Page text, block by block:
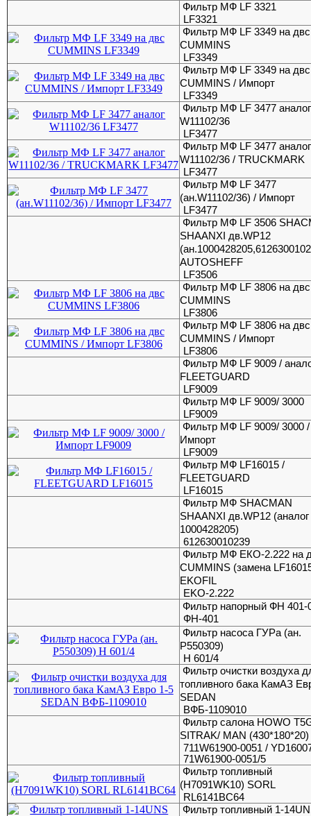
Фильтр МФ LF 3321
LF3321
Фильтр МФ LF 3349 на двc
CUMMINS
LF3349
Фильтр МФ LF 3349 на двc
CUMMINS / Импорт
LF3349
Фильтр МФ LF 3477 аналог
W11102/36
LF3477
Фильтр МФ LF 3477 аналог
W11102/36 / TRUCKMARK
LF3477
Фильтр МФ LF 3477
(ан.W11102/36) / Импорт
LF3477
Фильтр МФ LF 3506
SHAANXI дв.WP12
AUTOSHEFF
LF3506
Фильтр МФ LF 3806 на двc
CUMMINS
LF3806
Фильтр МФ LF 3806 на двc
CUMMINS / Импорт
LF3806
Фильтр МФ LF 9009 /
FLEETGUARD
LF9009
Фильтр МФ LF 9009/ 3000
LF9009
Фильтр МФ LF 9009/ 3000 /
Импорт
LF9009
Фильтр МФ LF16015 /
FLEETGUARD
LF16015
Фильтр МФ SHACMAN
SHAANXI дв.WP12 (аналог
1000428205)
612630010239
Фильтр МФ ЕКО-2.222 на
CUMMINS (замена
EKOFIL
EKO-2.222
Фильтр напорный ФН 401-
ФН-401
Фильтр насоса ГУРа (ан.
Р550309)
H 601/4
Фильтр очистки воздуха
топливного бака КамАЗ
SEDAN
ВФБ-1109010
Фильтр салона HOWO
SITRAK/ MAN (430*180*20)
711W61900-0051 /
71W61900-0051/5
Фильтр топливный
(H7091WK10) SORL
RL6141BC64
Фильтр топливный 1-